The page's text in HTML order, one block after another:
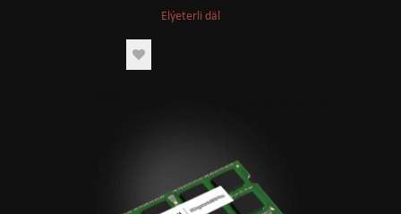
Elýeterli däl